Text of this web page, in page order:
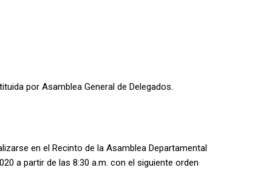
por Asamblea General de Delegados.
en el Recinto de la Asamblea Departamental
a partir de las 8:30 a.m. con el siguiente orden